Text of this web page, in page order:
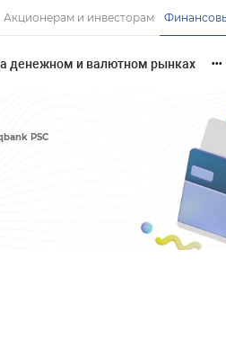
Акционерам и инвесторам
денежном и валютном рынках •••
PSC